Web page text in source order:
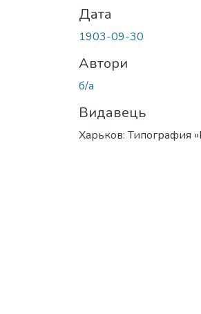
Дата
1903-09-30
Автори
б/а
Видавець
Харьков: Типография